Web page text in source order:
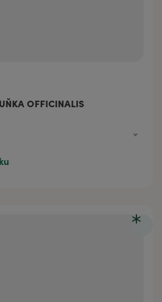
OFFICINALIS